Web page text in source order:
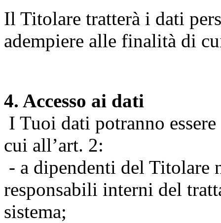
Il Titolare tratterà i dati
adempiere alle finalità di
4. Accesso ai dati
I Tuoi dati potranno
cui all’art. 2:
- a dipendenti del Titolare
responsabili interni del
sistema;